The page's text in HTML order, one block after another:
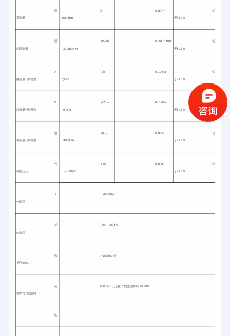
喷
雾流量
(8～
10)L/min
0.1L/min 优
于±5.0%
蠕
动泵流量
(0.006～
3.0)mL/min
0.001ml/min 优
于±2.5%
A
路流量计前压力
(-20～
0)kPa
0.01kPa 优
于±2.5%
B
路流量计前压力
(-20～
0)kPa
0.01kPa 优
于±2.5%
喷
雾流量计前压力
(0～
300)kPa
0.1kPa 优
于±2.5%
气
雾室负压
(-90
～-120)Pa
0.1Pa 优
于±2.0%
工
作温度
(0～50)℃
柜
体负压
(-50～-200)Pa
数
据存储能力
＞100000 组
高
效空气过滤器特
性
对 0.3um 以上粒子的过滤效率≥99.99%